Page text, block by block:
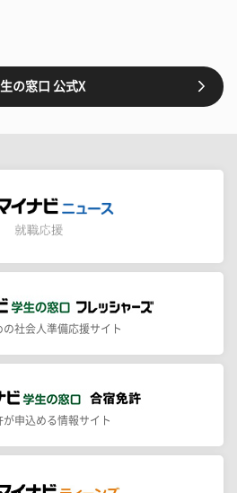
の窓口 公式X
の社会人準備応援サイト
が申込める情報サイト